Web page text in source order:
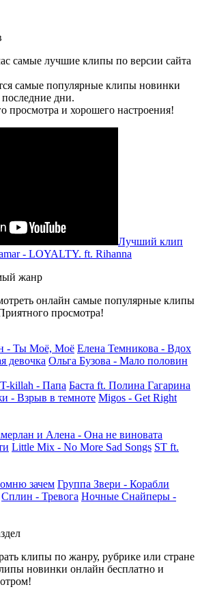
самые лучшие клипы по версии сайта
самые популярные клипы новинки
дни.
просмотра и хорошего настроения!
Лучший клип
- LOYALTY. ft. Rihanna
жанр
онлайн самые популярные клипы
просмотра!
- Ты Моё, Моё Елена Темникова - Вдох
девочка Ольга Бузова - Мало половин
T-killah - Папа Баста ft. Полина Гагарина
- Взрыв в темноте Migos - Get Right
и Алена - Она не виновата
Little Mix - No More Sad Songs ST ft.
зачем Группа Звери - Корабли
Сплин - Тревога Ночные Снайперы -
клипы по жанру, рубрике или стране
новинки онлайн бесплатно и